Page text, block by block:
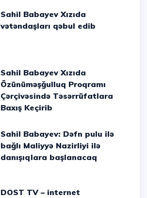
Sahil Babayev Xızıda
vətəndaşları qəbul edib
Sahil Babayev Xızıda
Özünüməşğulluq Proqramı
Çərçivəsində Təsərrüfatlara
Baxış Keçirib
Sahil Babayev: Dəfn pulu ilə
bağlı Maliyyə Nazirliyi ilə
danışıqlara başlanacaq
DOST TV – internet